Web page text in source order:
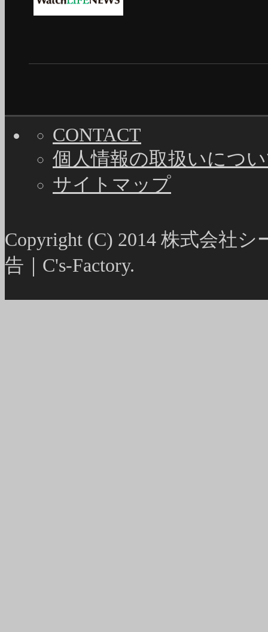
CONTACT
個人情報の取扱いにつ
サイトマップ
Copyright (C) 2014 株式会社
告｜C's-Factory.